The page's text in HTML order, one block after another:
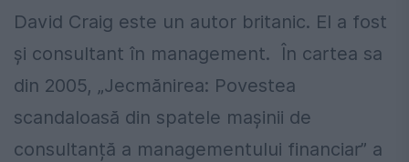
David Craig este un autor britanic. El a fost
și consultant în management. În cartea sa
din 2005, „Jecmănirea: Povestea
scandaloasă din spatele mașinii de
consultanță a managementului financiar” a